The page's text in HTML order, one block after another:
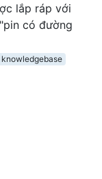
lắp ráp với
có đường
knowledgebase